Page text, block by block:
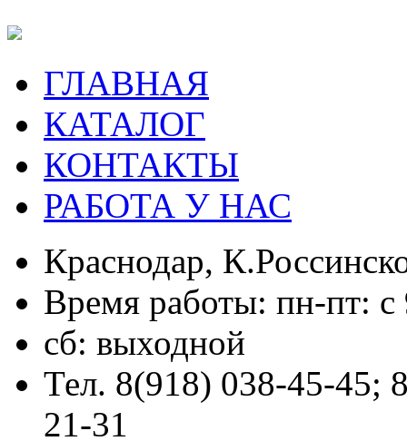
ГЛАВНАЯ
КАТАЛОГ
КОНТАКТЫ
РАБОТА У НАС
Краснодар,
Время работы: пн-пт:
сб: выходной
Тел. 8(918) 038-45-45;
21-31